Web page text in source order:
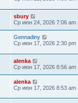
sbury
Ср июн 24, 2026 7:06 am
Gennadiny
Ср июн 17, 2026 2:30 pm
alenka
Ср июн 17, 2026 8:56 am
alenka
Ср июн 17, 2026 8:53 am